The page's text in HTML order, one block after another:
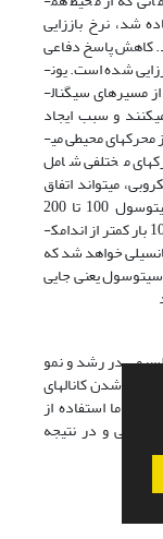
شد، نرخ باززایی
کاهش پاسخ دفاعی
شده است. یون­
مسیرهای سیگنال­
و سبب ایجاد
محرک­های محیطی می­
مختلفی شامل
می­تواند اتفاق
افتد. در حالت عادی میزان غلظت کلسیم در سیتوسول 100 تا 200
بار کمتر از اندامک­
خواهد شد که
یعنی جایی
در رشد و نمو
باز شدن کانال­های
اما استفاده از
و در نتیجه